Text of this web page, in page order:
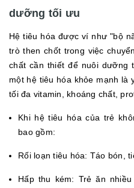
dưỡng tối ưu
Hệ tiêu hóa được ví như "bộ
trò then chốt trong việc
chất cần thiết để nuôi dưỡng
một hệ tiêu hóa khỏe mạnh là
tối đa vitamin, khoáng chất,
Khi hệ tiêu hóa của trẻ
bao gồm:
Rối loạn tiêu hóa: Táo bón,
Hấp thu kém: Trẻ ăn